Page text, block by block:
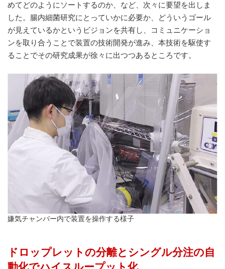
めてどのようにソートするのか、など、次々に要望を出しま
した。腸内細菌研究にとっていかに必要か、どういうゴール
が見えているかというビジョンを共有し、コミュニケーショ
ンを取り合うことで装置の技術開発が進み、本技術を駆使す
ることでその研究成果が徐々に出つつあるところです。
嫌気チャンバー内で装置を操作する様子
ドロップレットの分離とシングル分注の自